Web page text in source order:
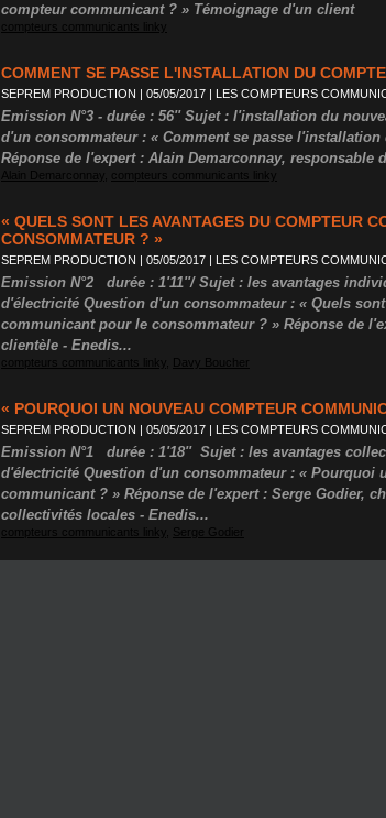
compteur communicant ? » Témoignage d'un client
compteurs communicants linky
COMMENT SE PASSE L'INSTALLATION DU
SEPREM PRODUCTION | 05/05/2017 | LES COMPTEURS
Emission N°3 - durée : 56'' Sujet : l'installation du
d'un consommateur : « Comment se passe
Réponse de l'expert : Alain Demarconnay, responsable
Alain Demarconnay compteurs communicants linky
« QUELS SONT LES AVANTAGES DU COMPTEUR
CONSOMMATEUR ? »
SEPREM PRODUCTION | 05/05/2017 | LES COMPTEURS
Emission N°2 durée : 1'11''/ Sujet : les avantages
d'électricité Question d'un consommateur : « Quels
communicant pour le consommateur ? » Réponse de
clientèle - Enedis...
compteurs communicants linky Davy Boucher
« POURQUOI UN NOUVEAU COMPTEUR
SEPREM PRODUCTION | 05/05/2017 | LES COMPTEURS
Emission N°1 durée : 1'18'' Sujet : les avantages
d'électricité Question d'un consommateur : « Pourquoi
communicant ? » Réponse de l'expert : Serge Godier,
collectivités locales - Enedis...
compteurs communicants linky Serge Godier